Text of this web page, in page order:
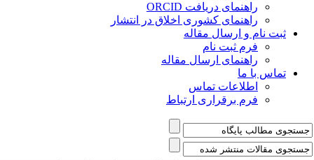
راهنمای دریافت ORCID
راهنمای کشوری اخلاق در انتشار
ثبت نام و ارسال مقاله
فرم ثبت نام
راهنمای ارسال مقاله
تماس با ما
اطلاعات تماس
فرم برقراری ارتباط